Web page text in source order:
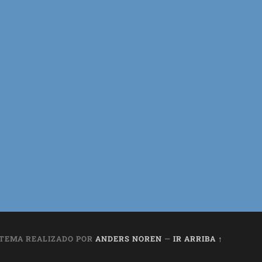
REALIZADO POR ANDERS NOREN — IR ARRIBA ↑